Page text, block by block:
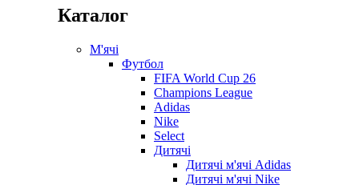
Каталог
М'ячі
Футбол
FIFA World Cup 26
Champions League
Adidas
Nike
Select
Дитячі
Дитячі м'ячі Adidas
Дитячі м'ячі Nike